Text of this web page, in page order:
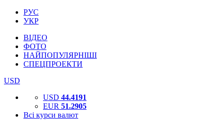
РУС
УКР
ВІДЕО
ФОТО
НАЙПОПУЛЯРНІШІ
СПЕЦПРОЕКТИ
USD
USD 44.4191
EUR 51.2905
Всі курси валют